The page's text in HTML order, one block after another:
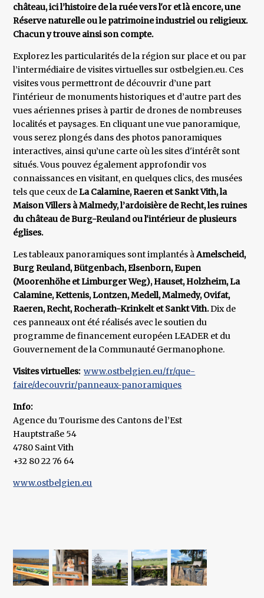
château, ici l’histoire de la ruée vers l'or et là encore, une
Réserve naturelle ou le patrimoine industriel ou religieux.
Chacun y trouve ainsi son compte.
Explorez les particularités de la région sur place et ou par
l’intermédiaire de visites virtuelles sur ostbelgien.eu. Ces
visites vous permettront de découvrir d’une part
l'intérieur de monuments historiques et d’autre part des
vues aériennes prises à partir de drones de nombreuses
localités et paysages. En cliquant une vue panoramique,
vous serez plongés dans des photos panoramiques
interactives, ainsi qu’une carte où les sites d'intérêt sont
situés. Vous pouvez également approfondir vos
connaissances en visitant, en quelques clics, des musées
tels que ceux deLa Calamine, Raeren et Sankt Vith, la
Maison Villers à Malmedy, l’ardoisière de Recht, les ruines
du château de Burg-Reuland ou l'intérieur de plusieurs
églises.
Les tableaux panoramiques sont implantés àAmelscheid,
Burg Reuland, Bütgenbach, Elsenborn, Eupen
(Moorenhöhe et Limburger Weg), Hauset, Holzheim, La
Calamine, Kettenis, Lontzen, Medell, Malmedy, Ovifat,
Raeren, Recht, Rocherath-Krinkelt et Sankt Vith.Dix de
ces panneaux ont été réalisés avec le soutien du
programme de financement européen LEADER et du
Gouvernement de la Communauté Germanophone.
Visites virtuelles: www.ostbelgien.eu/fr/que-
faire/decouvrir/panneaux-panoramiques
Info:
Agence du Tourisme des Cantons de l’Est
Hauptstraße 54
4780 Saint Vith
+32 80 22 76 64
www.ostbelgien.eu